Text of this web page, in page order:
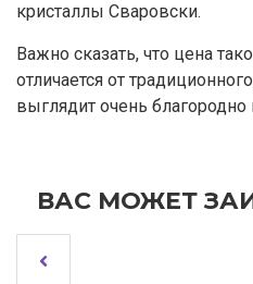
кристаллы Сваровски.
Важно сказать, что цена
отличается от
выглядит очень благородно
ВАС МОЖЕТ